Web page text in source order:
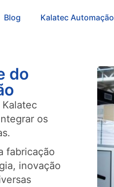
Blog Kalatec Automação
do
os
fabricação
inovação